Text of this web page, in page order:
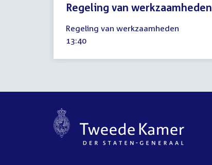
Regeling van werkzaamheden
oktober
2024
Regeling van werkzaamheden
Tijd
13:40